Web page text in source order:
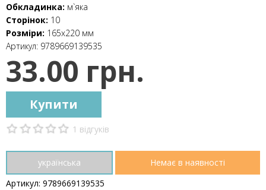
Обкладинка: м`яка
Сторінок: 10
Розміри: 165x220 мм
Артикул: 9789669139535
33.00 грн.
Купити
1 відгуків
українська
Немає в наявності
Артикул: 9789669139535